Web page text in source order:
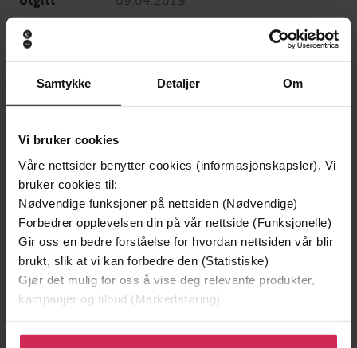
Samtykke Detaljer Om
Vi bruker cookies
Våre nettsider benytter cookies (informasjonskapsler). Vi
bruker cookies til:
Nødvendige funksjoner på nettsiden (Nødvendige)
Forbedrer opplevelsen din på vår nettside (Funksjonelle)
Gir oss en bedre forståelse for hvordan nettsiden vår blir
brukt, slik at vi kan forbedre den (Statistiske)
Gjør det mulig for oss å vise deg relevante produkter,
kampanjer og tilbud (Markedsføring)
Klikk på «Godta alle» for å gi oss ditt samtykke til å
Sjanger
Fantasy og science
Språk
beskyttelse
LCP
ISBN 9780356506746
Om boken